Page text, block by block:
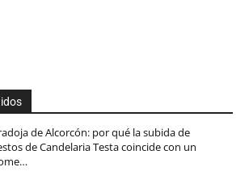
de Alcorcón: por qué la subida de
de Candelaria Testa coincide con un